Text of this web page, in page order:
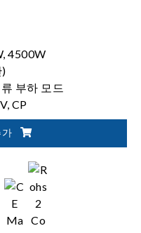
4500W
부하 모드
CP
가